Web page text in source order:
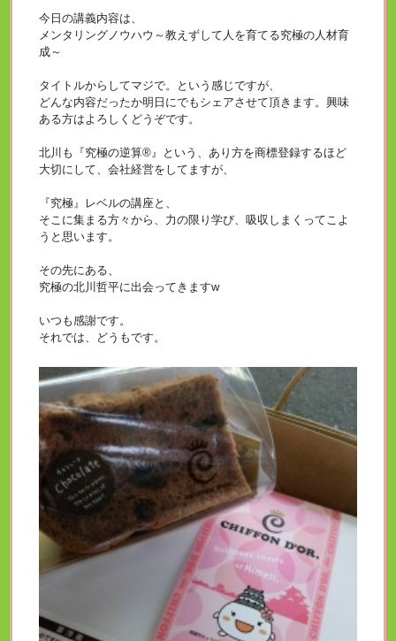
今日の講義内容は、
メンタリングノウハウ～教えずして人を育てる究極の人材育
成～
タイトルからしてマジで。という感じですが、
どんな内容だったか明日にでもシェアさせて頂きます。興味
ある方はよろしくどうぞです。
北川も『究極の逆算®』という、あり方を商標登録するほど
大切にして、会社経営をしてますが、
『究極』レベルの講座と、
そこに集まる方々から、力の限り学び、吸収しまくってこよ
うと思います。
その先にある、
究極の北川哲平に出会ってきますw
いつも感謝です。
それでは、どうもです。